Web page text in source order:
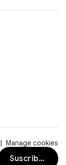
Manage cookies
Suscribirse